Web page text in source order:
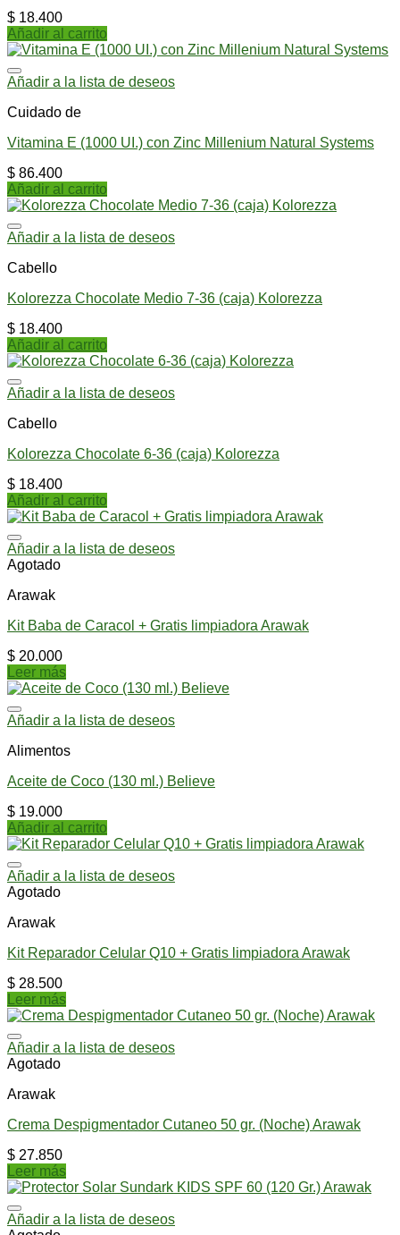
$ 18.400
Añadir al carrito
Añadir a la lista de deseos
Cuidado de
Vitamina E (1000 UI.) con Zinc Millenium Natural Systems
$ 86.400
Añadir al carrito
Añadir a la lista de deseos
Cabello
Kolorezza Chocolate Medio 7-36 (caja) Kolorezza
$ 18.400
Añadir al carrito
Añadir a la lista de deseos
Cabello
Kolorezza Chocolate 6-36 (caja) Kolorezza
$ 18.400
Añadir al carrito
Añadir a la lista de deseos
Agotado
Arawak
Kit Baba de Caracol + Gratis limpiadora Arawak
$ 20.000
Leer más
Añadir a la lista de deseos
Alimentos
Aceite de Coco (130 ml.) Believe
$ 19.000
Añadir al carrito
Añadir a la lista de deseos
Agotado
Arawak
Kit Reparador Celular Q10 + Gratis limpiadora Arawak
$ 28.500
Leer más
Añadir a la lista de deseos
Agotado
Arawak
Crema Despigmentador Cutaneo 50 gr. (Noche) Arawak
$ 27.850
Leer más
Añadir a la lista de deseos